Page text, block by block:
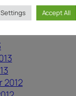
2012
Accept All